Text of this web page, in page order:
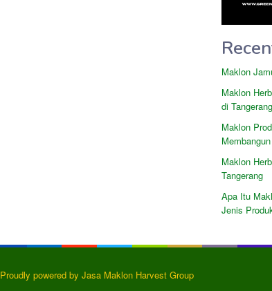
Maklon
Maklon
di Tangerang
Maklon
Maklon
Tangerang
Apa Itu
Jenis
Proudly powered by Jasa Maklon Harvest Group